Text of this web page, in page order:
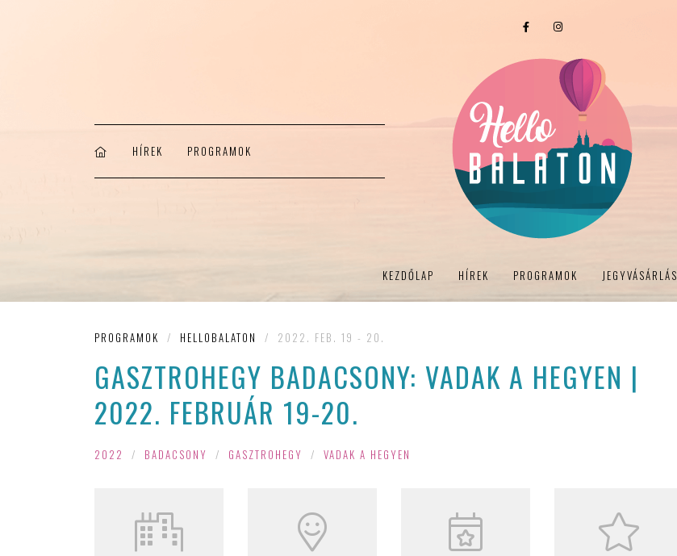
HÍREK PROGRAMOK
KEZDŐLAP HÍREK PROGRAMOK JEGYVÁSÁRLÁS
PROGRAMOK / HELLOBALATON / 2022. FEB. 19 - 20.
GASZTROHEGY BADACSONY: VADAK A HEGYEN |
2022. FEBRUÁR 19-20.
2022 / BADACSONY / GASZTROHEGY / VADAK A HEGYEN